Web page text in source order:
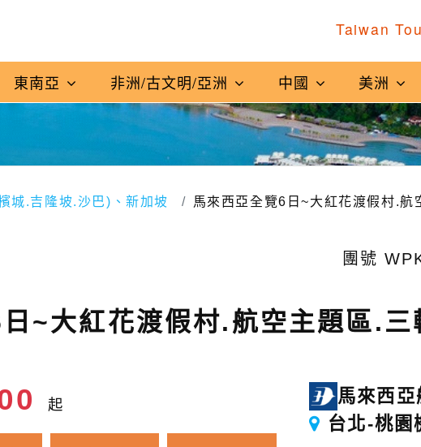
Taiwan
東南亞 非洲/古文明/亞洲 中國 美洲
城.吉隆坡.沙巴)、新加坡 馬來西亞全覽6日~大紅花渡假村.航
團號
~大紅花渡假村.航空主題區.三
起 馬來西亞
台北-桃園